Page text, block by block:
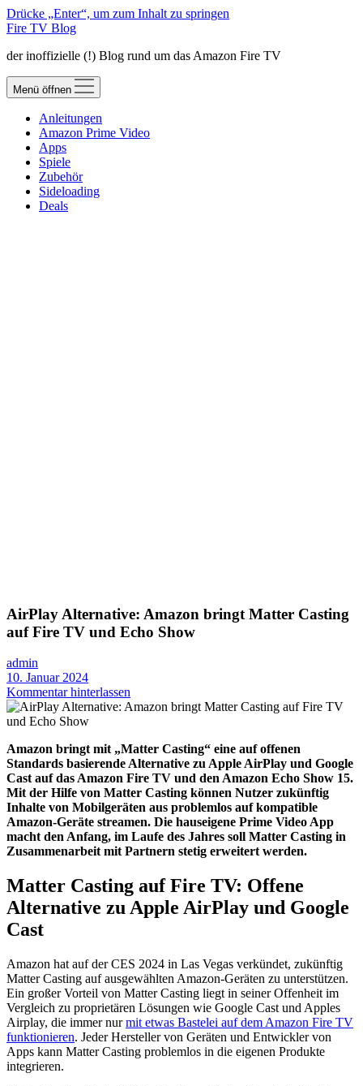
Drücke „Enter“, um zum Inhalt zu springen
Fire TV Blog
der inoffizielle (!) Blog rund um das Amazon Fire TV
Menü öffnen
Anleitungen
Amazon Prime Video
Apps
Spiele
Zubehör
Sideloading
Deals
AirPlay Alternative: Amazon bringt Matter Casting
auf Fire TV und Echo Show
admin
10. Januar 2024
Kommentar hinterlassen
Amazon bringt mit „Matter Casting“ eine auf offenen
Standards basierende Alternative zu Apple AirPlay und Google
Cast auf das Amazon Fire TV und den Amazon Echo Show 15.
Mit der Hilfe von Matter Casting können Nutzer zukünftig
Inhalte von Mobilgeräten aus problemlos auf kompatible
Amazon-Geräte streamen. Die hauseigene Prime Video App
macht den Anfang, im Laufe des Jahres soll Matter Casting in
Zusammenarbeit mit Partnern stetig erweitert werden.
Matter Casting auf Fire TV: Offene
Alternative zu Apple AirPlay und Google
Cast
Amazon hat auf der CES 2024 in Las Vegas verkündet, zukünftig
Matter Casting auf ausgewählten Amazon-Geräten zu unterstützen.
Ein großer Vorteil von Matter Casting liegt in seiner Offenheit im
Vergleich zu proprietären Lösungen wie Google Cast und Apples
Airplay, die immer nurmit etwas Bastelei auf dem Amazon Fire TV
funktionieren. Jeder Hersteller von Geräten und Entwickler von
Apps kann Matter Casting problemlos in die eigenen Produkte
integrieren.